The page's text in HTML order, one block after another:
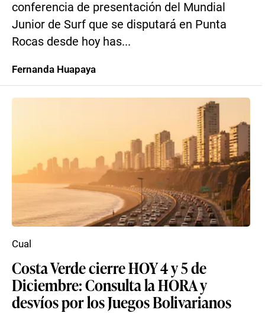
conferencia de presentación del Mundial
Junior de Surf que se disputará en Punta
Rocas desde hoy has...
Fernanda Huapaya
Costa Verde cierre HOY 4 y 5 de
Diciembre: Consulta la HORA y
desvíos por los Juegos Bolivarianos
Cual